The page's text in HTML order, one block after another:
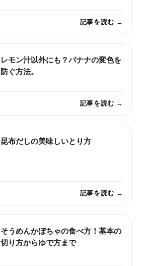
記事を読む →
レモン汁以外にも？バナナの変色を
防ぐ方法。
記事を読む →
昆布だしの美味しいとり方
記事を読む →
そうめんかぼちゃの食べ方！基本の
切り方からゆで方まで